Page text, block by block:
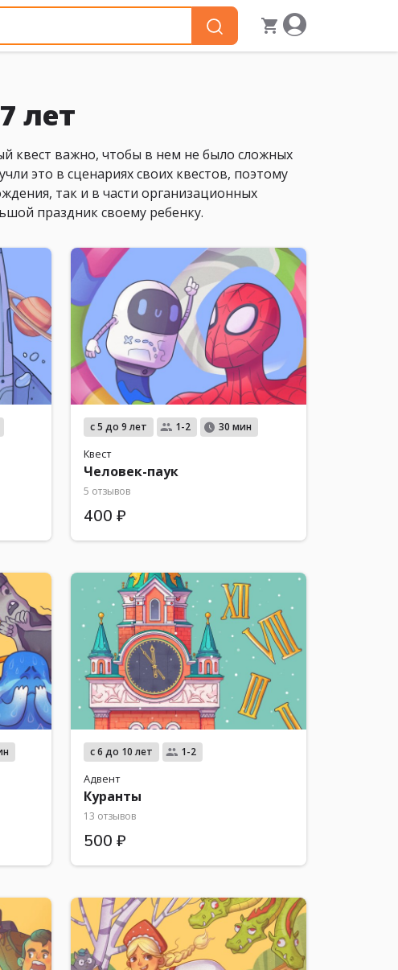
лет
квест важно, чтобы в нем не было сложных
это в сценариях своих квестов, поэтому
так и в части организационных
праздник своему ребенку.
с 5 до 9 лет 1-2 30 мин
Квест
Человек-паук
5 отзывов
400 ₽
с 6 до 10 лет 1-2
Адвент
Куранты
13 отзывов
500 ₽